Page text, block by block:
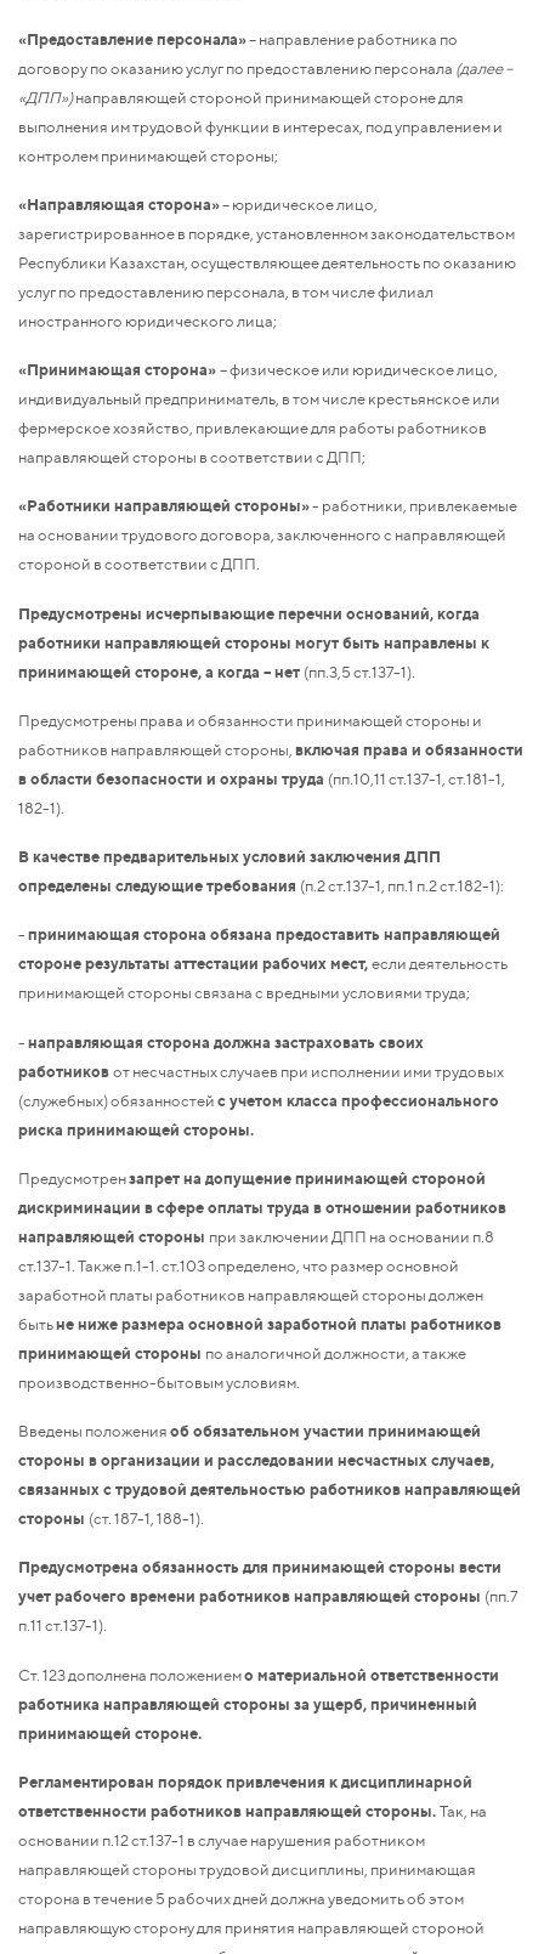
«Предоставление персонала»– направление работника по
договору по оказанию услуг по предоставлению персонала (далее –
«ДПП»)направляющей стороной принимающей стороне для
выполнения им трудовой функции в интересах, под управлением и
контролем принимающей стороны;
«Направляющая сторона»– юридическое лицо,
зарегистрированное в порядке, установленном законодательством
Республики Казахстан, осуществляющее деятельность по оказанию
услуг по предоставлению персонала, в том числе филиал
иностранного юридического лица;
«Принимающая сторона»– физическое или юридическое лицо,
индивидуальный предприниматель, в том числе крестьянское или
фермерское хозяйство, привлекающие для работы работников
направляющей стороны в соответствии с ДПП;
«Работники направляющей стороны»- работники, привлекаемые
на основании трудового договора, заключенного с направляющей
стороной в соответствии с ДПП.
Предусмотрены исчерпывающие перечни оснований, когда
работники направляющей стороны могут быть направлены к
принимающей стороне, а когда – нет (пп.3,5 ст.137-1).
Предусмотрены права и обязанности принимающей стороны и
работников направляющей стороны, включая права и обязанности
в области безопасности и охраны труда (пп.10,11 ст.137-1, ст.181-1,
182-1).
В качестве предварительных условий заключения ДПП
определены следующие требования (п.2 ст.137-1, пп.1 п.2 ст.182-1):
-принимающая сторона обязана предоставить направляющей
стороне результаты аттестации рабочих мест,если деятельность
принимающей стороны связана с вредными условиями труда;
-направляющая сторона должна застраховать своих
работниковот несчастных случаев при исполнении ими трудовых
(служебных) обязанностейс учетом класса профессионального
риска принимающей стороны.
Предусмотрензапрет на допущение принимающей стороной
дискриминации в сфере оплаты труда в отношении работников
направляющей стороны при заключении ДПП на основании п.8
ст.137-1. Также п.1-1. ст.103 определено, что размер основной
заработной платы работников направляющей стороны должен
бытьне ниже размера основной заработной платы работников
принимающей стороны по аналогичной должности, а также
производственно-бытовым условиям.
Введены положенияоб обязательном участии принимающей
стороны в организации и расследовании несчастных случаев,
связанных с трудовой деятельностью работников направляющей
стороны (ст. 187-1, 188-1).
Предусмотрена обязанность для принимающей стороны вести
учет рабочего времени работников направляющей стороны (пп.7
п.11 ст.137-1).
Ст. 123 дополнена положениемо материальной ответственности
работника направляющей стороны за ущерб, причиненный
принимающей стороне.
Регламентирован порядок привлечения к дисциплинарной
ответственности работников направляющей стороны.Так, на
основании п.12 ст.137-1 в случае нарушения работником
направляющей стороны трудовой дисциплины, принимающая
сторона в течение 5 рабочих дней должна уведомить об этом
направляющую сторону для принятия направляющей стороной